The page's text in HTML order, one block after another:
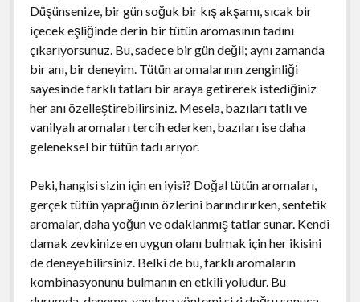
Düşünsenize, bir gün soğuk bir kış akşamı, sıcak bir
içecek eşliğinde derin bir tütün aromasının tadını
çıkarıyorsunuz. Bu, sadece bir gün değil; aynı zamanda
bir anı, bir deneyim. Tütün aromalarının zenginliği
sayesinde farklı tatları bir araya getirerek istediğiniz
her anı özelleştirebilirsiniz. Mesela, bazıları tatlı ve
vanilyalı aromaları tercih ederken, bazıları ise daha
geleneksel bir tütün tadı arıyor.
Peki, hangisi sizin için en iyisi? Doğal tütün aromaları,
gerçek tütün yaprağının özlerini barındırırken, sentetik
aromalar, daha yoğun ve odaklanmış tatlar sunar. Kendi
damak zevkinize en uygun olanı bulmak için her ikisini
de deneyebilirsiniz. Belki de bu, farklı aromaların
kombinasyonunu bulmanın en etkili yoludur. Bu